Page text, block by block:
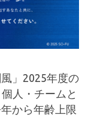
」2025年度の
人・チームと
から年齢上限